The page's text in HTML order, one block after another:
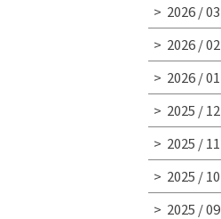
2026 / 03
2026 / 02
2026 / 01
2025 / 12
2025 / 11
2025 / 10
2025 / 09